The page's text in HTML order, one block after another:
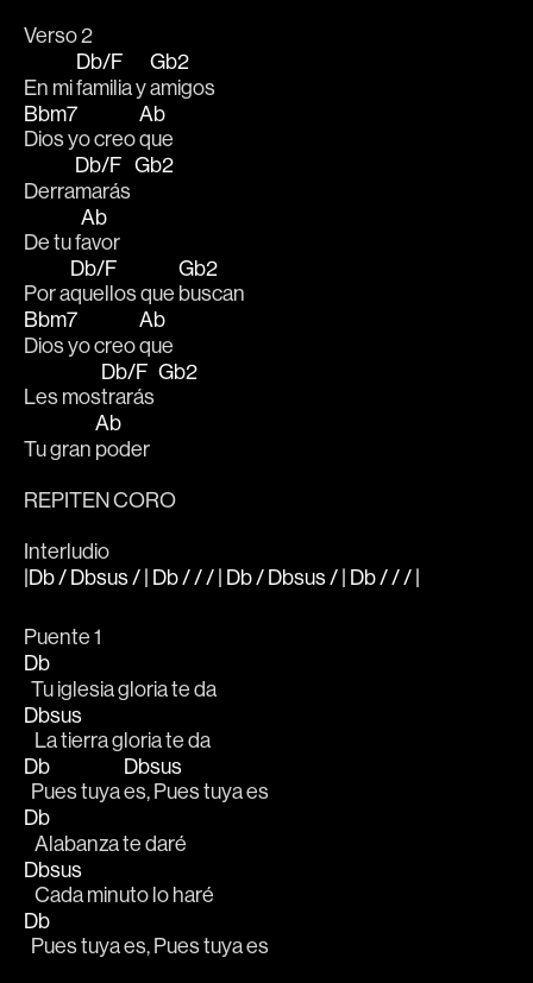
Verso 2
En mi
Db/F
familia y
Gb2
amigos
Bbm7
Dios yo creo
Ab
que
Derra
Db/F
marás
Gb2
De tu f
Ab
avor
Por a
Db/F
quellos que
Gb2
buscan
Bbm7
Dios yo creo
Ab
que
Les mos
Db/F
trarás
Gb2
Tu gran
Ab
poder
REPITEN CORO
Interludio
|Db / Dbsus / | Db / / / | Db / Dbsus / | Db / / / |
Puente 1
Db
  Tu iglesia gloria te da
Dbsus
   La tierra gloria te da
Db
  Pues tuya
Dbsus
es, Pues tuya es
Db
   Alabanza te daré
Dbsus
   Cada minuto lo haré
Db
  Pues tuya es, Pues tuya es